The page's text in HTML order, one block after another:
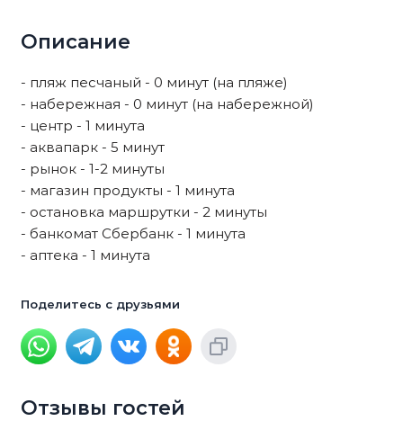
Описание
- пляж песчаный - 0 минут (на пляже)
- набережная - 0 минут (на набережной)
- центр - 1 минута
- аквапарк - 5 минут
- рынок - 1-2 минуты
- магазин продукты - 1 минута
- остановка маршрутки - 2 минуты
- банкомат Сбербанк - 1 минута
- аптека - 1 минута
Поделитесь с друзьями
Отзывы гостей